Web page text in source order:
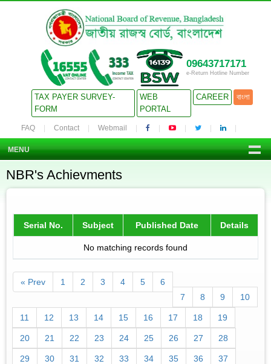
09643717171
e-Return Hotline Number
TAX PAYER SURVEY-
FORM
WEB
PORTAL
CAREER বাংলা
FAQ Contact Webmail
MENU
NBR's Achievments
Serial No. Subject Published Date Details
No matching records found
« Prev 1 2 3 4 5
6
7
8 9 10
11 12 13 14 15 16 17 18 19
20 21 22 23 24 25 26 27 28
29 30 31 32 33 34 35 36 37